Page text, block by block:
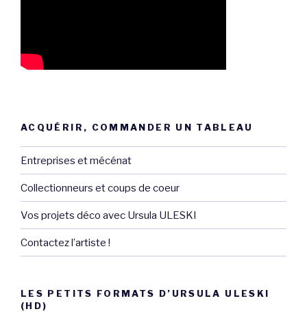
ACQUÉRIR, COMMANDER UN TABLEAU
Entreprises et mécénat
Collectionneurs et coups de coeur
Vos projets déco avec Ursula ULESKI
Contactez l’artiste !
LES PETITS FORMATS D’URSULA ULESKI
(HD)